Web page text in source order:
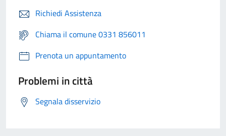
Richiedi Assistenza
Chiama il comune 0331 856011
Prenota un appuntamento
Problemi in città
Segnala disservizio